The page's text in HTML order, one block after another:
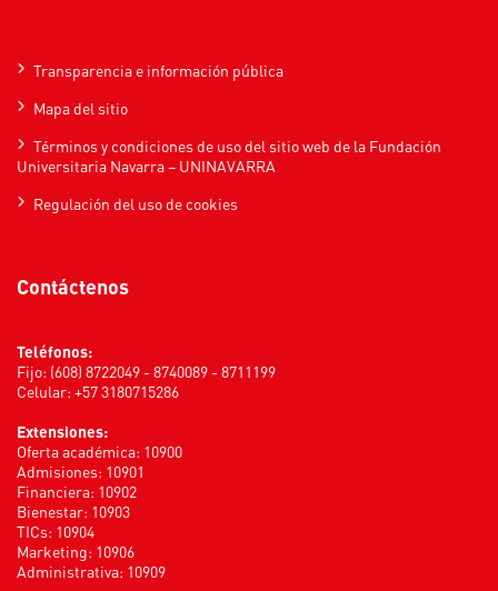
Transparencia e información pública
Mapa del sitio
Términos y condiciones de uso del sitio web de la Fundación
Universitaria Navarra – UNINAVARRA
Regulación del uso de cookies
Contáctenos
Teléfonos:
Fijo: (608) 8722049 - 8740089 - 8711199
Celular: +57 3180715286
Extensiones:
Oferta académica: 10900
Admisiones: 10901
Financiera: 10902
Bienestar: 10903
TICs: 10904
Marketing: 10906
Administrativa: 10909